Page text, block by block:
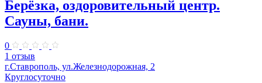
Берёзка, оздоровительный центр.
Сауны, бани.
0
1 отзыв
г.Ставрополь, ул.Железнодорожная, 2
Круглосуточно